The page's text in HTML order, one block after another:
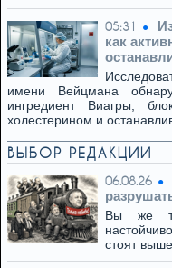
05:31
как
имени Вейцмана
ингредиент Виагры,
холестерином и
ВЫБОР РЕДАКЦИИ
06.08.26
Вы же
стоят